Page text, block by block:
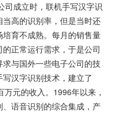
司成立时，联机手写汉字识
高的识别率，但是当时还
育不成熟。每月的销售量
正常运行需求，于是公司
与国外一些电子公司的技
汉字识别技术，建立了
元的收入。1996年以来，
语音识别的综合集成，产